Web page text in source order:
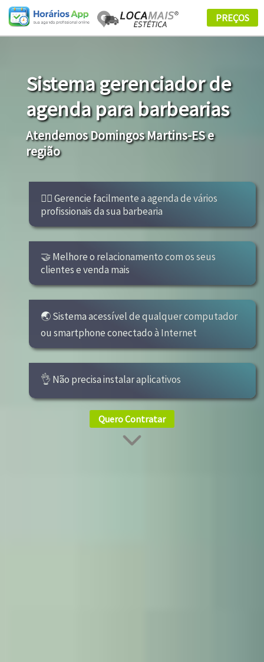
Sistema gerenciador de
agenda para barbearias
Atendemos Domingos Martins-ES e
região
👩‍⚕ Gerencie facilmente a agenda de vários
profissionais da sua barbearia
🤝 Melhore o relacionamento com os seus
clientes e venda mais
🌏 Sistema acessível de qualquer computador
ou smartphone conectado à Internet
👌 Não precisa instalar aplicativos